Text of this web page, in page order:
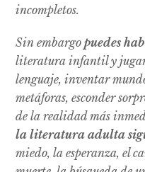
incompletos.
Sin embargopuedes
literatura infantil y
lenguaje, inventar
metáforas, esconder
de la realidad más
la literatura adulta
miedo, la esperanza, el